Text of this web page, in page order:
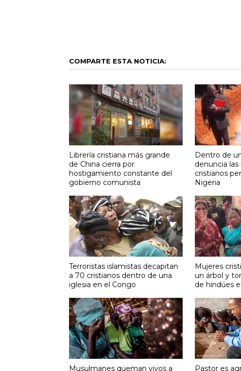
COMPARTE ESTA NOTICIA:
Librería cristiana más grande
de China cierra por
hostigamiento constante del
gobierno comunista
Dentro de
denuncia
cristianos
Nigeria
Terroristas islamistas decapitan
a 70 cristianos dentro de una
iglesia en el Congo
Mujeres
un árbol y
de hindúes
Musulmanes queman vivos a Pastor es